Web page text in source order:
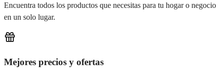
Encuentra todos los productos que necesitas para tu hogar o negocio
en un solo lugar.
Mejores precios y ofertas